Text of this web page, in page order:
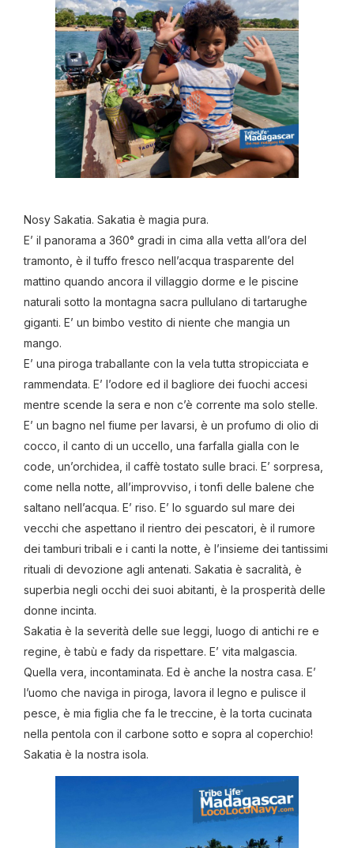
Nosy Sakatia. Sakatia è magia pura.
E’ il panorama a 360° gradi in cima alla vetta all’ora del
tramonto, è il tuffo fresco nell’acqua trasparente del
mattino quando ancora il villaggio dorme e le piscine
naturali sotto la montagna sacra pullulano di tartarughe
giganti. E’ un bimbo vestito di niente che mangia un
mango.
E’ una piroga traballante con la vela tutta stropicciata e
rammendata. E’ l’odore ed il bagliore dei fuochi accesi
mentre scende la sera e non c’è corrente ma solo stelle.
E’ un bagno nel fiume per lavarsi, è un profumo di olio di
cocco, il canto di un uccello, una farfalla gialla con le
code, un’orchidea, il caffè tostato sulle braci. E’ sorpresa,
come nella notte, all’improvviso, i tonfi delle balene che
saltano nell’acqua. E’ riso. E’ lo sguardo sul mare dei
vecchi che aspettano il rientro dei pescatori, è il rumore
dei tamburi tribali e i canti la notte, è l’insieme dei tantissimi
rituali di devozione agli antenati. Sakatia è sacralità, è
superbia negli occhi dei suoi abitanti, è la prosperità delle
donne incinta.
Sakatia è la severità delle sue leggi, luogo di antichi re e
regine, è tabù e fady da rispettare. E’ vita malgascia.
Quella vera, incontaminata. Ed è anche la nostra casa. E’
l’uomo che naviga in piroga, lavora il legno e pulisce il
pesce, è mia figlia che fa le treccine, è la torta cucinata
nella pentola con il carbone sotto e sopra al coperchio!
Sakatia è la nostra isola.